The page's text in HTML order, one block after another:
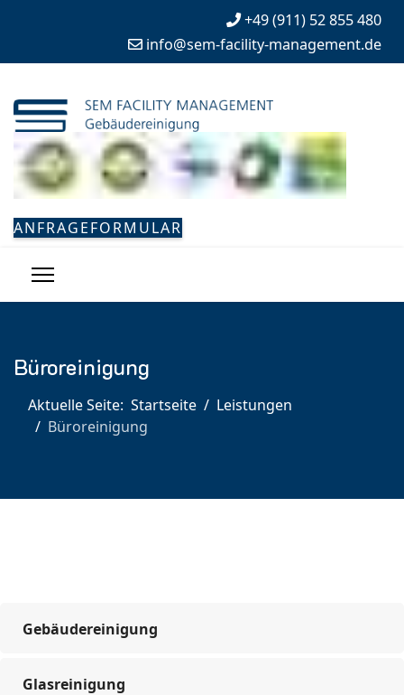
+49 (911) 52 855 480
info@sem-facility-management.de
ANFRAGEFORMULAR
Büroreinigung
Aktuelle Seite: Startseite
Leistungen
Büroreinigung
Gebäudereinigung
Glasreinigung